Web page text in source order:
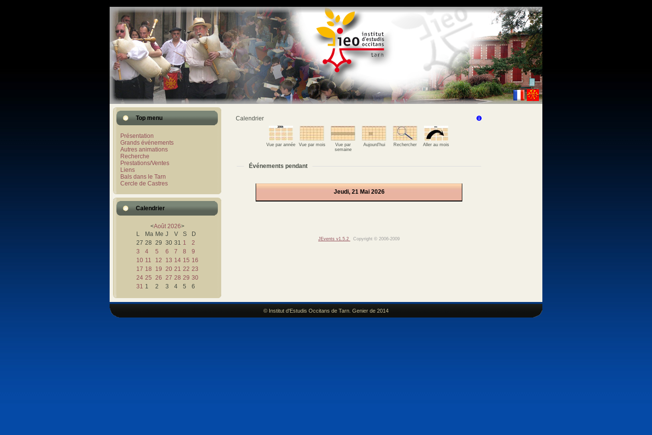
Top menu
Présentation
Grands événements
Autres animations
Recherche
Prestations/Ventes
Liens
Bals dans le Tarn
Cercle de Castres
Calendrier
<Août 2026>
L
Ma Me J V S
D
27 28 29 30 31 1
2
3
4 5 6 7 8
9
10 11 12 13 14 15 16
17 18 19 20 21 22 23
24 25 26 27 28 29 30
31 1 2 3 4 5 6
Calendrier
Vue par année Vue par mois
Vue par
semaine
Aujourd'hui Rechercher Aller au mois
Événements pendant
Jeudi, 21 Mai 2026
JEvents v1.5.2 Copyright © 2006-2009
© Institut d'Estudis Occitans de Tarn. Genier de 2014